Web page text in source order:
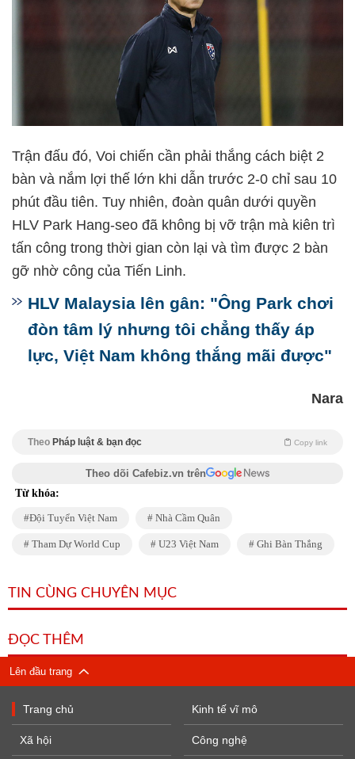
Trận đấu đó, Voi chiến cần phải thắng cách biệt 2
bàn và nắm lợi thế lớn khi dẫn trước 2-0 chỉ sau 10
phút đầu tiên. Tuy nhiên, đoàn quân dưới quyền
HLV Park Hang-seo đã không bị vỡ trận mà kiên trì
tấn công trong thời gian còn lại và tìm được 2 bàn
gỡ nhờ công của Tiến Linh.
HLV Malaysia lên gân: "Ông Park chơi
đòn tâm lý nhưng tôi chẳng thấy áp
lực, Việt Nam không thắng mãi được"
Nara
Theo Pháp luật & bạn đọc Copy link
Theo dõi Cafebiz.vn trên
Từ khóa:
Đội Tuyển Việt Nam Nhà Cầm Quân
Tham Dự World Cup U23 Việt Nam Ghi Bàn Thắng
TIN CÙNG CHUYÊN MỤC
ĐỌC THÊM
Lên đầu trang
Trang chủ
Xã hội
Kinh tế vĩ mô
Công nghệ